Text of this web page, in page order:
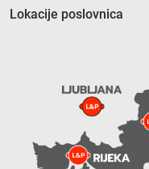
Lokacije poslovnica